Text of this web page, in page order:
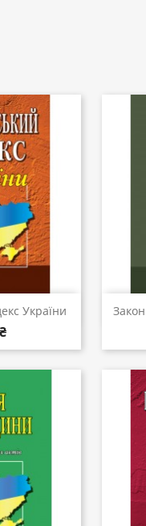
України